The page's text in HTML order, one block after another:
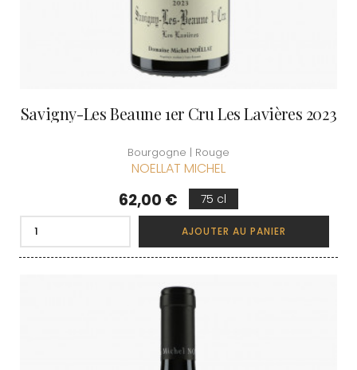
Savigny-Les Beaune 1er Cru Les Lavières 2023
Bourgogne | Rouge
NOELLAT MICHEL
Prix
62,00 € 75 cl
AJOUTER AU PANIER